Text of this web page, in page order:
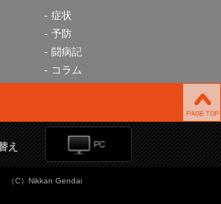
症状
予防
闘病記
コラム
え
（C）Nikkan Gendai